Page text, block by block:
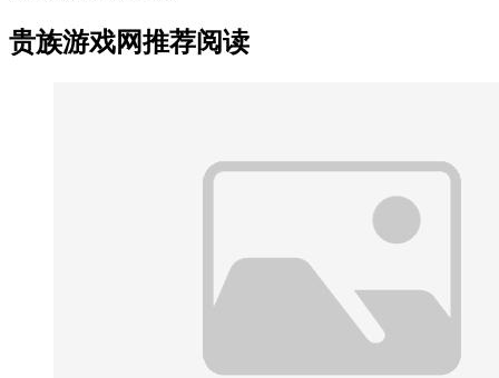
贵族游戏网推荐阅读